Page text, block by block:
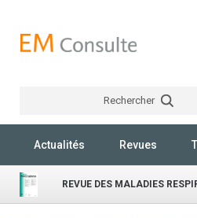
Rechercher
Actualités Revues
REVUE DES MALADIES